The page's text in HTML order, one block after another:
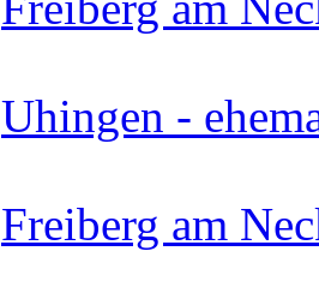
Uhingen -
Freiberg am